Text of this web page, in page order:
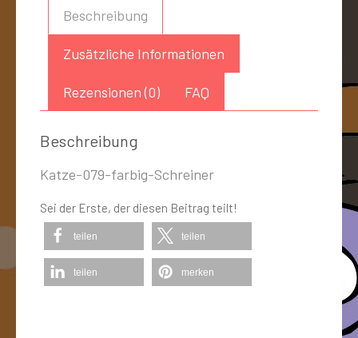
Beschreibung
Zusätzliche Informationen
Rezensionen (0) FAQ
Beschreibung
Katze-079-farbig-Schreiner
Sei der Erste, der diesen Beitrag teilt!
teilen teilen
teilen merken